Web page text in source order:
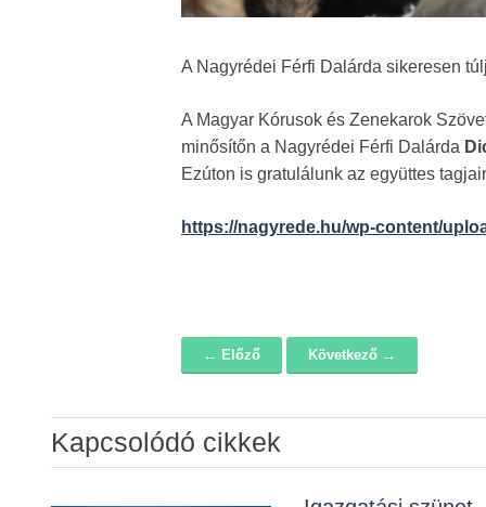
A Nagyrédei Férfi Dalárda sikeresen
A Magyar Kórusok és Zenekarok
minősítőn a Nagyrédei Férfi Dalárda
Ezúton is gratulálunk az együttes
https://nagyrede.hu/wp-content/
← Előző Következő →
Kapcsolódó cikkek